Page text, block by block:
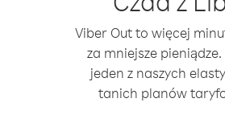
Viber Out to więcej
za mniejsze
jeden z naszych
tanich planów